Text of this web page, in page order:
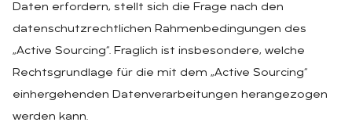
Daten erfordern, stellt sich die Frage nach den
datenschutzrechtlichen Rahmenbedingungen des
„Active Sourcing“. Fraglich ist insbesondere, welche
Rechtsgrundlage für die mit dem „Active Sourcing“
einhergehenden Datenverarbeitungen herangezogen
werden kann.